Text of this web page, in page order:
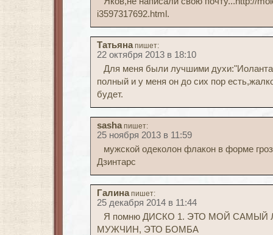
i3597317692.html.
Татьяна пишет:
22 октября 2013 в 18:10
Для меня были лучшими
полный и у меня он до сих пор
будет.
sasha пишет:
25 ноября 2013 в 11:59
мужской одеколон флакон в форме
Дзинтарс
Галина пишет:
25 декабря 2014 в 11:44
Я помню ДИСКО 1. ЭТО МОЙ
МУЖЧИН, ЭТО БОМБА